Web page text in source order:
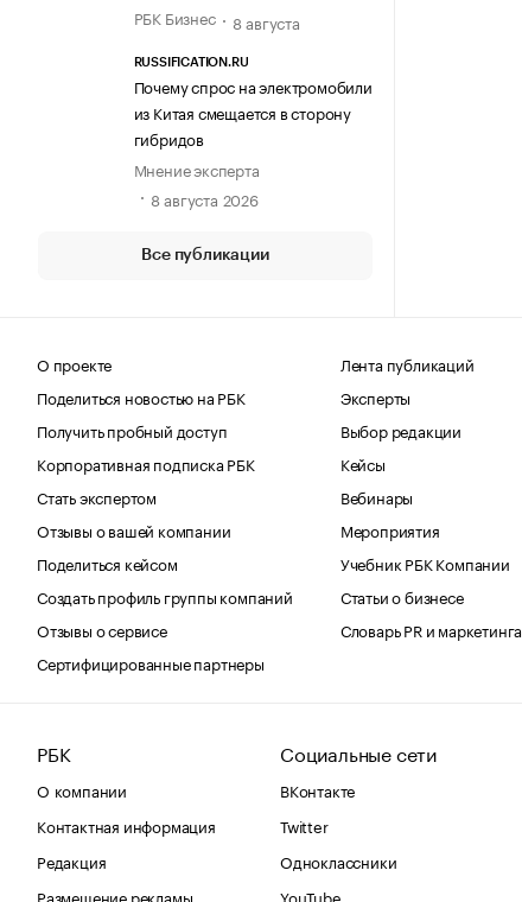
РБК Бизнес
8 августа
RUSSIFICATION.RU
Почему спрос на электромобили
из Китая смещается в сторону
гибридов
Мнение эксперта
8 августа 2026
Все публикации
О проекте
Поделиться новостью на РБК
Получить пробный доступ
Корпоративная подписка РБК
Стать экспертом
Отзывы о вашей компании
Поделиться кейсом
Создать профиль группы компаний
Отзывы о сервисе
Сертифицированные партнеры
Лента публикаций
Эксперты
Выбор редакции
Кейсы
Вебинары
Мероприятия
Учебник РБК Компании
Статьи о бизнесе
Словарь PR и маркетинга
РБК
О компании
Контактная информация
Редакция
Размещение рекламы
Социальные сети
ВКонтакте
Twitter
Одноклассники
YouTube